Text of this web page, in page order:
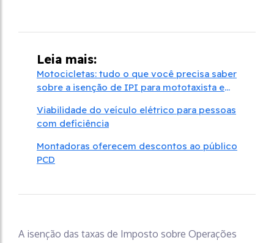
Leia mais:
Motocicletas: tudo o que você precisa saber
sobre a isenção de IPI para mototaxista e
Viabilidade do veículo elétrico para pessoas
com deficiência
Montadoras oferecem descontos ao público
PCD
A isenção das taxas de Imposto sobre Operações